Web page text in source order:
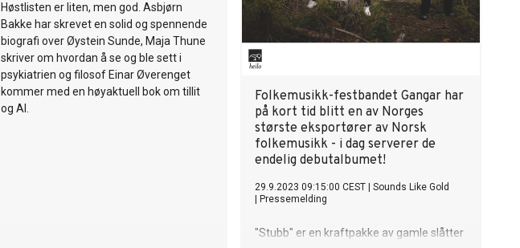
Høstlisten er liten, men god. Asbjørn
Bakke har skrevet en solid og spennende
biografi over Øystein Sunde, Maja Thune
skriver om hvordan å se og ble sett i
psykiatrien og filosof Einar Øverenget
kommer med en høyaktuell bok om tillit
og AI.
Folkemusikk-festbandet Gangar har
på kort tid blitt en av Norges
største eksportører av Norsk
folkemusikk - i dag serverer de
endelig debutalbumet!
29.9.2023 09:15:00 CEST
Sounds Like Gold
Pressemelding
"Stubb" er en kraftpakke av gamle slåtter